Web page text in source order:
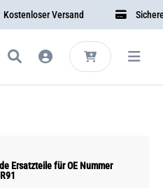
Versand Sichere
Ersatzteile für OE Nummer